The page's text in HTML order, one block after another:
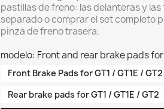
pastillas de freno: las delanteras y
separado o comprar el set completo
pinza de freno trasera.
modelo: Front and rear brake pads for
Front Brake Pads for GT1 / GT1E / GT2
Rear brake pads for GT1 / GT1E / GT2